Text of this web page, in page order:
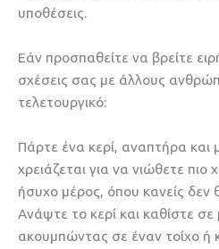
υποθέσεις.
Εάν προσπαθείτε να βρείτε
σχέσεις σας με άλλους
τελετουργικό:
Πάρτε ένα κερί, αναπτήρα και
χρειάζεται για να νιώθετε
ήσυχο μέρος, όπου κανείς δεν
Ανάψτε το κερί και καθίστε
ακουμπώντας σε έναν τοίχο ή